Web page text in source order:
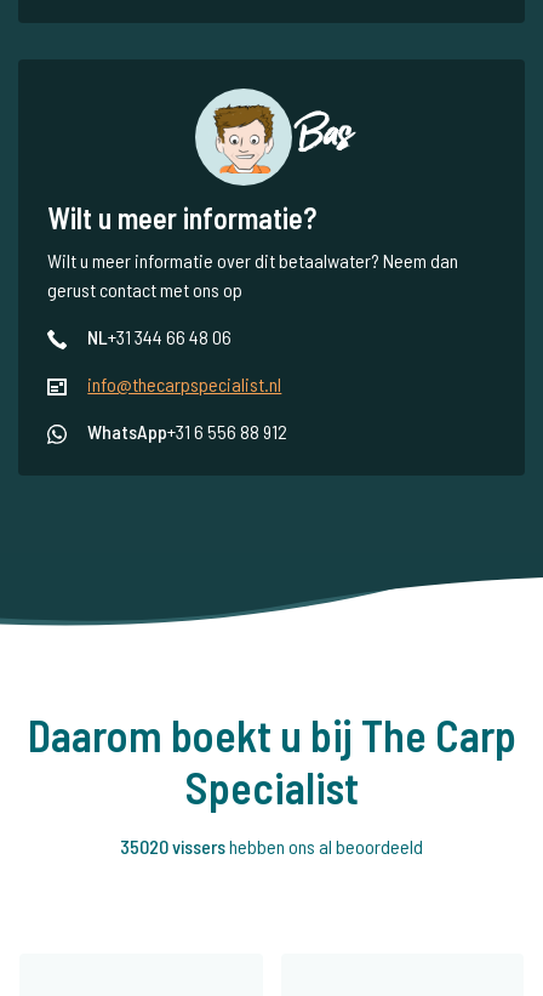
Bas
Wilt u meer informatie?
Wilt u meer informatie over dit betaalwater? Neem dan
gerust contact met ons op
NL+31 344 66 48 06
info@thecarpspecialist.nl
WhatsApp+31 6 556 88 912
Daarom boekt u bij The Carp
Specialist
35020 vissershebben ons al beoordeeld